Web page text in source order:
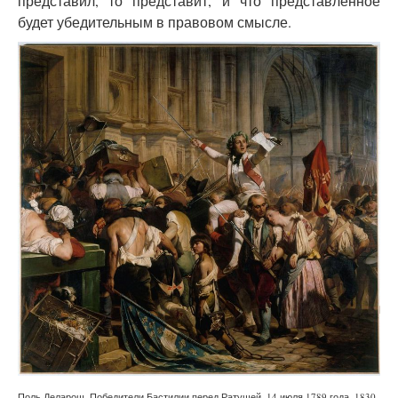
будет убедительным в правовом смысле.